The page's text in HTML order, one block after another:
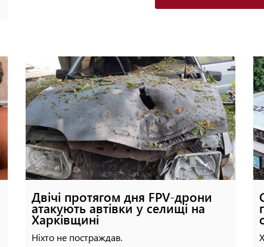
Двічі протягом дня FPV-дрони
атакують автівки у селищі на
Харківщині
Ніхто не постраждав.